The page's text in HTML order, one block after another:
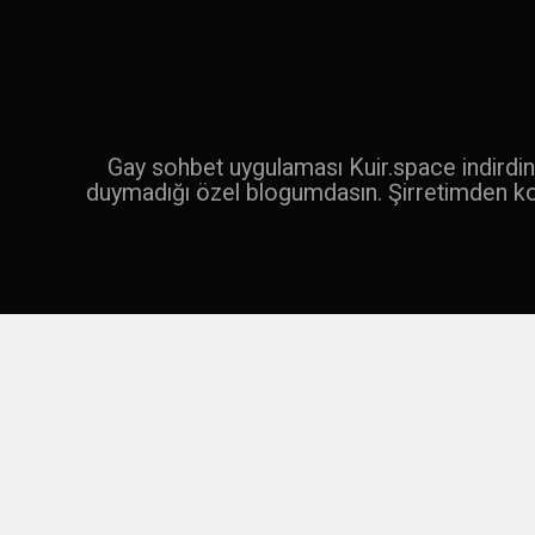
Gay sohbet uygulaması Kuir.space
duymadığı özel blogumdasın. Şirretimden